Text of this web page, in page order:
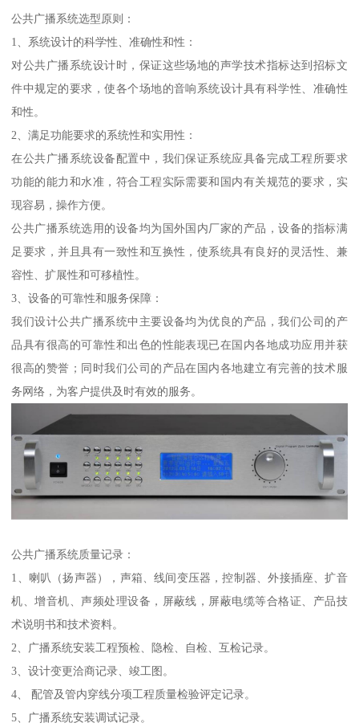
公共广播系统选型原则：
1、系统设计的科学性、准确性和性：
对公共广播系统设计时，保证这些场地的声学技术指标达到招标文
件中规定的要求，使各个场地的音响系统设计具有科学性、准确性
和性。
2、满足功能要求的系统性和实用性：
在公共广播系统设备配置中，我们保证系统应具备完成工程所要求
功能的能力和水准，符合工程实际需要和国内有关规范的要求，实
现容易，操作方便。
公共广播系统选用的设备均为国外国内厂家的产品，设备的指标满
足要求，并且具有一致性和互换性，使系统具有良好的灵活性、兼
容性、扩展性和可移植性。
3、设备的可靠性和服务保障：
我们设计公共广播系统中主要设备均为优良的产品，我们公司的产
品具有很高的可靠性和出色的性能表现已在国内各地成功应用并获
很高的赞誉；同时我们公司的产品在国内各地建立有完善的技术服
务网络，为客户提供及时有效的服务。
公共广播系统质量记录：
1、喇叭（扬声器），声箱、线间变压器，控制器、外接插座、扩音
机、增音机、声频处理设备，屏蔽线，屏蔽电缆等合格证、产品技
术说明书和技术资料。
2、广播系统安装工程预检、隐检、自检、互检记录。
3、设计变更洽商记录、竣工图。
4、 配管及管内穿线分项工程质量检验评定记录。
5、广播系统安装调试记录。